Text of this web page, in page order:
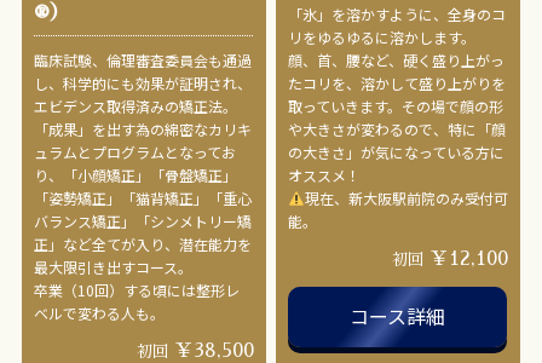
®︎）
臨床試験、倫理審査委員会も通過
し、科学的にも効果が証明され、
エビデンス取得済みの矯正法。
「成果」を出す為の綿密なカリキ
ュラムとプログラムとなってお
り、「小顔矯正」「骨盤矯正」
「姿勢矯正」「猫背矯正」「重心
バランス矯正」「シンメトリー矯
正」など全てが入り、潜在能力を
最大限引き出すコース。
卒業（10回）する頃には整形レ
ベルで変わる人も。
初回 ￥38,500
「氷」を溶かすように、全身のコ
リをゆるゆるに溶かします。
顔、首、腰など、硬く盛り上がっ
たコリを、溶かして盛り上がりを
取っていきます。その場で顔の形
や大きさが変わるので、特に「顔
の大きさ」が気になっている方に
オススメ！
現在、新大阪駅前院のみ受付可
能。
初回 ￥12,100
コース詳細